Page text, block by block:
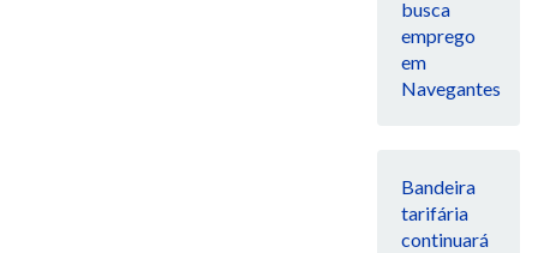
busca
emprego
em
Navegantes
Bandeira
tarifária
continuará